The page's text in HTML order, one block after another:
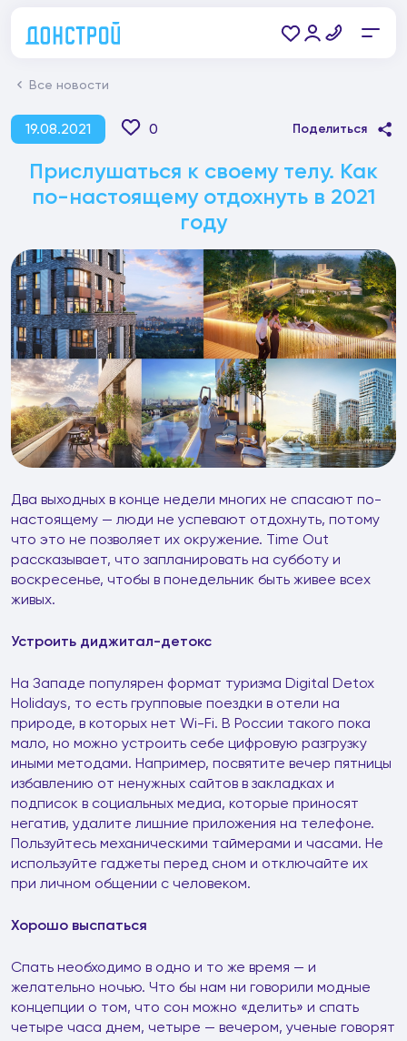
Все новости
19.08.2021 0 Поделиться
Прислушаться к своему телу. Как
по-настоящему отдохнуть в 2021
году
Два выходных в конце недели многих не спасают по-
настоящему — люди не успевают отдохнуть, потому
что это не позволяет их окружение. Time Out
рассказывает, что запланировать на субботу и
воскресенье, чтобы в понедельник быть живее всех
живых.
Устроить диджитал-детокс
На Западе популярен формат туризма Digital Detox
Holidays, то есть групповые поездки в отели на
природе, в которых нет Wi-Fi. В России такого пока
мало, но можно устроить себе цифровую разгрузку
иными методами. Например, посвятите вечер пятницы
избавлению от ненужных сайтов в закладках и
подписок в социальных медиа, которые приносят
негатив, удалите лишние приложения на телефоне.
Пользуйтесь механическими таймерами и часами. Не
используйте гаджеты перед сном и отключайте их
при личном общении с человеком.
Хорошо выспаться
Спать необходимо в одно и то же время — и
желательно ночью. Что бы нам ни говорили модные
концепции о том, что сон можно «делить» и спать
четыре часа днем, четыре — вечером, ученые говорят